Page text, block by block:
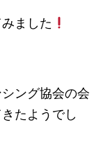
ました
ング協会の会
たようでし